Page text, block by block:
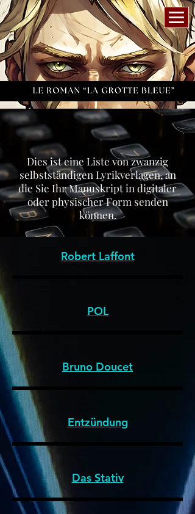
Dies ist eine Liste von zwanzig
selbstständigen Lyrikverlagen, an
die Sie Ihr Manuskript in digitaler
oder physischer Form senden
können.
Robert Laffont
POL
Bruno Doucet
Entzündung
Das Stativ